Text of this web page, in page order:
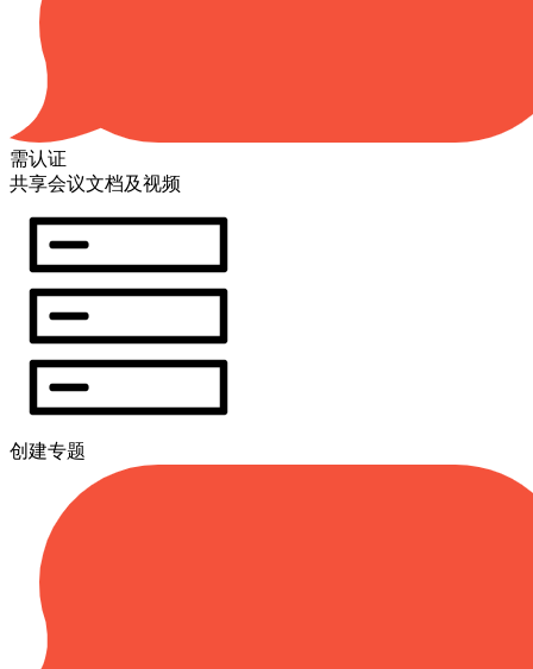
需认证
共享会议文档及视频
创建专题